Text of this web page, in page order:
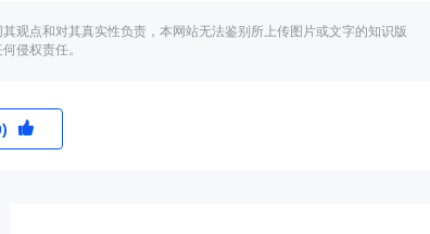
观点和对其真实性负责，本网站无法鉴别所上传图片或文字的知识版
侵权责任。
)